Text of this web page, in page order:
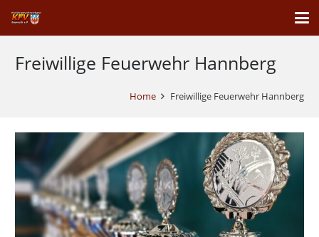
Freiwillige Feuerwehr Hannberg
Home Freiwillige Feuerwehr Hannberg